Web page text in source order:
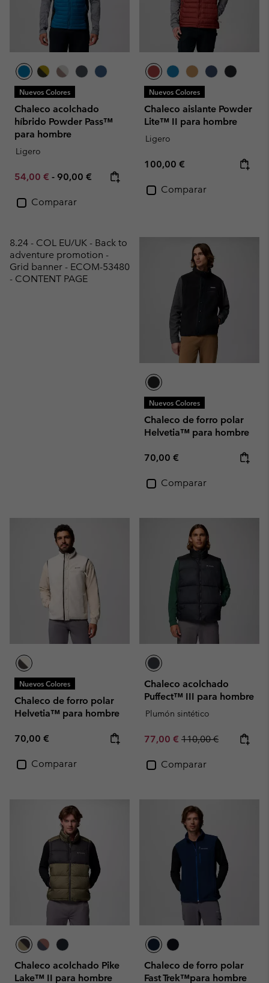
Nuevos Colores
Chaleco acolchado
híbrido Powder Pass™
para hombre
Ligero
Minimum sale price:
54,00 € - Maximum price:
90,00 €
Comparar
Nuevos Colores
Chaleco aislante Powder
Lite™ II para hombre
Ligero
Regular price:
100,00 €
Comparar
8.24 - COL EU/UK - Back to
adventure promotion -
Grid banner - ECOM-53480
- CONTENT PAGE
Nuevos Colores
Chaleco de forro polar
Helvetia™ para hombre
Regular price:
70,00 €
Comparar
Nuevos Colores
Chaleco de forro polar
Helvetia™ para hombre
Regular price:
70,00 €
Comparar
Chaleco acolchado
Puffect™ III para hombre
Plumón sintético
Sale price:
77,00 € Regular price:
110,00 €
Comparar
Chaleco acolchado Pike
Lake™ II para hombre
Chaleco de forro polar
Fast Trek™para hombre